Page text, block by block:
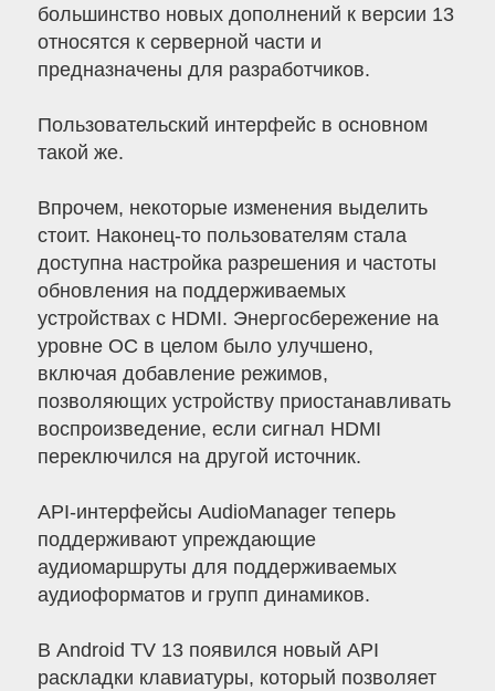
большинство новых дополнений к версии 13
относятся к серверной части и
предназначены для разработчиков.
Пользовательский интерфейс в основном
такой же.
Впрочем, некоторые изменения выделить
стоит. Наконец-то пользователям стала
доступна настройка разрешения и частоты
обновления на поддерживаемых
устройствах с HDMI. Энергосбережение на
уровне ОС в целом было улучшено,
включая добавление режимов,
позволяющих устройству приостанавливать
воспроизведение, если сигнал HDMI
переключился на другой источник.
API-интерфейсы AudioManager теперь
поддерживают упреждающие
аудиомаршруты для поддерживаемых
аудиоформатов и групп динамиков.
В Android TV 13 появился новый API
раскладки клавиатуры, который позволяет